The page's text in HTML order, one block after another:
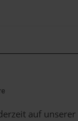
auf unserer